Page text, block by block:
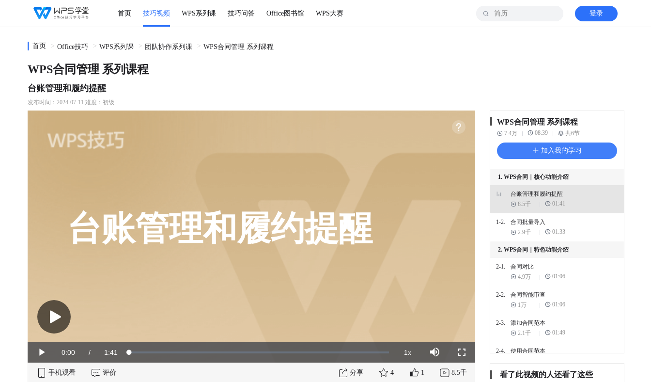
首页 技巧视频 WPS系列课 技巧问答 Office图书馆 WPS大赛 登录
首页 Office技巧 WPS系列课 团队协作系列课 WPS合同管理 系列课程
WPS合同管理 系列课程
台账管理和履约提醒
发布时间：2024-07-11 难度：初级
Play Current
Time
0:00 / Duration
1:41 Loaded:
0%
1xPlayback
Rate
Mute Fullscreen
台账管理和履约提醒
手机观看 评价 分享 4 1 8.5千
WPS合同管理 系列课程
7.4万 08:39 共6节
加入我的学习
1. WPS合同｜核心功能介绍
台账管理和履约提醒
8.5千
01:41
1-2.
合同批量导入
2.9千
01:33
2. WPS合同｜特色功能介绍
2-1.
合同对比
4.9万
01:06
2-2.
合同智能审查
1万
01:06
2-3.
添加合同范本
2.1千
01:49
2-4.
使用合同范本
看了此视频的人还看了这些